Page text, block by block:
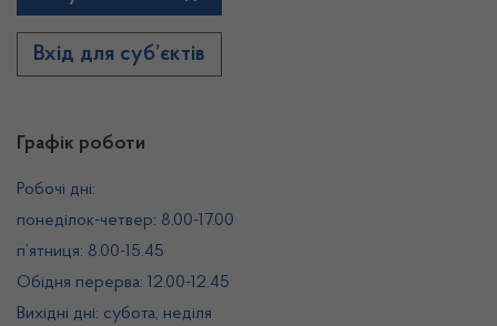
Графік роботи
Робочі дні:
понеділок-четвер: 8.00-17.00
п’ятниця: 8.00-15.45
Обідня перерва: 12.00-12.45
Вихідні дні: субота, неділя
Вхід для суб’єктів